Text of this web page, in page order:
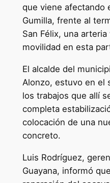
que viene afectando
Gumilla, frente al
San Félix, una
movilidad en esta
El alcalde del
Alonzo, estuvo en el
los trabajos que allí
completa
colocación de una
concreto.
​Luis Rodríguez,
Guayana, informó